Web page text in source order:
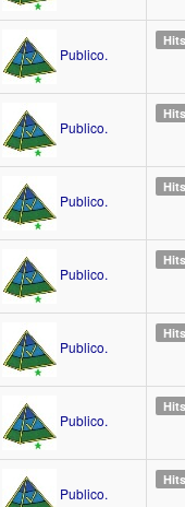
Publico.
Publico.
Publico.
Publico.
Publico.
Publico.
Publico.